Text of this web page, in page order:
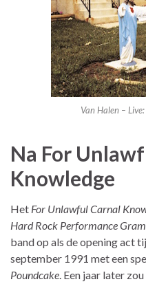
Van Halen –
Na For
Knowledge
Het For Unlawful Carnal
Hard Rock Performance
band op als de opening act
september 1991 met een
Poundcake. Een jaar later